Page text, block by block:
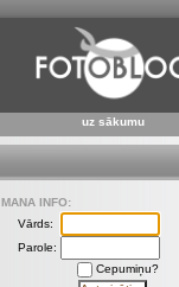
uz sākumu
MANA INFO:
Vārds:
Parole:
Cepumiņu?